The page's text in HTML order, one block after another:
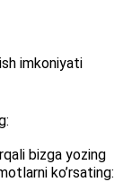
imkoniyati
bizga yozing
ko’rsating: